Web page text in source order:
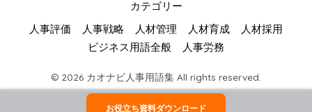
カテゴリー
人事評価 人事戦略 人材管理 人材育成
人材採用
ビジネス用語全般
人事労務
© 2026 カオナビ人事用語集 All rights reserved.
お役立ち資料ダウンロード